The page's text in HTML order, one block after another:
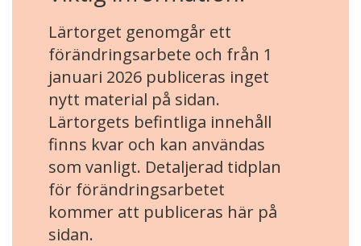
Lärtorget genomgår ett
förändringsarbete och från 1
januari 2026 publiceras inget
nytt material på sidan.
Lärtorgets befintliga innehåll
finns kvar och kan användas
som vanligt. Detaljerad tidplan
för förändringsarbetet
kommer att publiceras här på
sidan.